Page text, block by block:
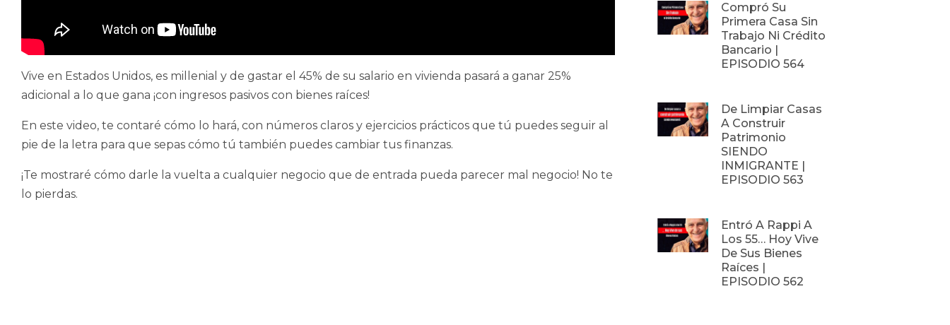
Vive en Estados Unidos, es millenial y de gastar el 45% de su salario en vivienda pasará a ganar 25%
adicional a lo que gana ¡con ingresos pasivos con bienes raíces!
En este video, te contaré cómo lo hará, con números claros y ejercicios prácticos que tú puedes seguir al
pie de la letra para que sepas cómo tú también puedes cambiar tus finanzas.
¡Te mostraré cómo darle la vuelta a cualquier negocio que de entrada pueda parecer mal negocio! No te
lo pierdas.
Compró Su
Primera Casa Sin
Trabajo Ni Crédito
Bancario |
EPISODIO 564
De Limpiar Casas
A Construir
Patrimonio
SIENDO
INMIGRANTE |
EPISODIO 563
Entró A Rappi A
Los 55… Hoy Vive
De Sus Bienes
Raíces |
EPISODIO 562